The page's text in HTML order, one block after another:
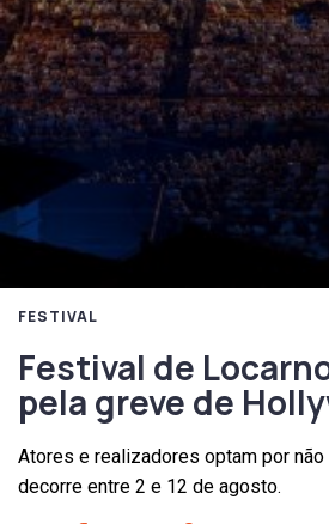
FESTIVAL
Festival de
pela greve de
Atores e realizadores optam por
decorre entre 2 e 12 de agosto.